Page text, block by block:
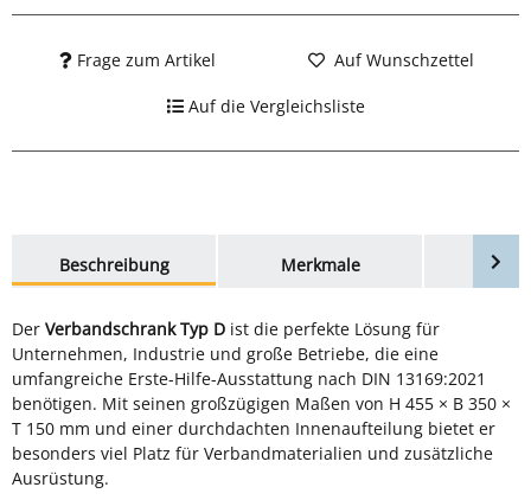
Frage zum Artikel Auf Wunschzettel
Auf die Vergleichsliste
Beschreibung
Merkmale
Der Verbandschrank Typ D ist die perfekte Lösung für
Unternehmen, Industrie und große Betriebe, die eine
umfangreiche Erste-Hilfe-Ausstattung nach DIN 13169:2021
benötigen. Mit seinen großzügigen Maßen von H 455 × B 350 ×
T 150 mm und einer durchdachten Innenaufteilung bietet er
besonders viel Platz für Verbandmaterialien und zusätzliche
Ausrüstung.